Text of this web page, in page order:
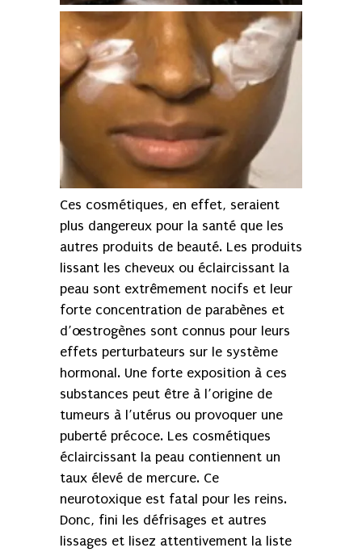
Ces cosmétiques, en effet, seraient
plus dangereux pour la santé que les
autres produits de beauté. Les produits
lissant les cheveux ou éclaircissant la
peau sont extrêmement nocifs et leur
forte concentration de parabènes et
d’œstrogènes sont connus pour leurs
effets perturbateurs sur le système
hormonal. Une forte exposition à ces
substances peut être à l’origine de
tumeurs à l’utérus ou provoquer une
puberté précoce. Les cosmétiques
éclaircissant la peau contiennent un
taux élevé de mercure. Ce
neurotoxique est fatal pour les reins.
Donc, fini les défrisages et autres
lissages et lisez attentivement la liste